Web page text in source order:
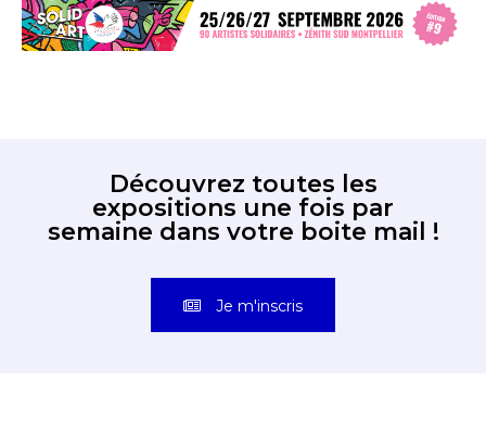
Découvrez toutes les
expositions une fois par
semaine dans votre boite mail !
Je m'inscris